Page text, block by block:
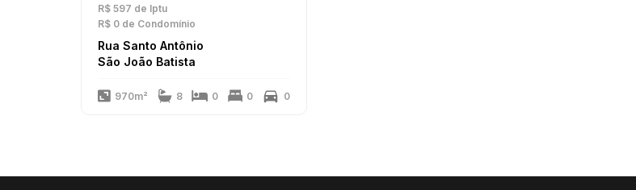
R$ 597 de Iptu
R$ 0 de Condomínio
Rua Santo Antônio
São João Batista
970m² 8 0 0 0